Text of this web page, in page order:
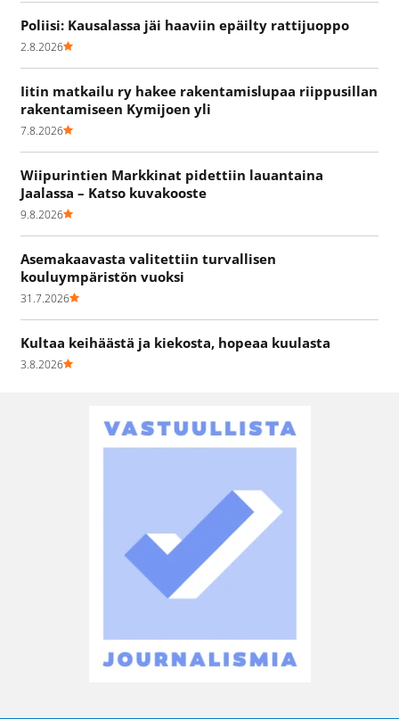
Poliisi: Kausalassa jäi haaviin epäilty rattijuoppo
2.8.2026
Iitin matkailu ry hakee rakentamislupaa riippusillan
rakentamiseen Kymijoen yli
7.8.2026
Wiipurintien Markkinat pidettiin lauantaina
Jaalassa – Katso kuvakooste
9.8.2026
Asemakaavasta valitettiin turvallisen
kouluympäristön vuoksi
31.7.2026
Kultaa keihäästä ja kiekosta, hopeaa kuulasta
3.8.2026